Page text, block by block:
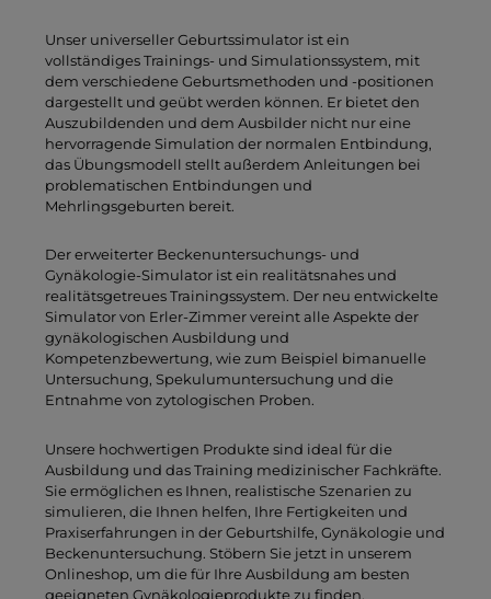
Unser universeller Geburtssimulator ist ein
vollständiges Trainings- und Simulationssystem, mit
dem verschiedene Geburtsmethoden und -positionen
dargestellt und geübt werden können. Er bietet den
Auszubildenden und dem Ausbilder nicht nur eine
hervorragende Simulation der normalen Entbindung,
das Übungsmodell stellt außerdem Anleitungen bei
problematischen Entbindungen und
Mehrlingsgeburten bereit.
Der erweiterter Beckenuntersuchungs- und
Gynäkologie-Simulator ist ein realitätsnahes und
realitätsgetreues Trainingssystem. Der neu entwickelte
Simulator von Erler-Zimmer vereint alle Aspekte der
gynäkologischen Ausbildung und
Kompetenzbewertung, wie zum Beispiel bimanuelle
Untersuchung, Spekulumuntersuchung und die
Entnahme von zytologischen Proben.
Unsere hochwertigen Produkte sind ideal für die
Ausbildung und das Training medizinischer Fachkräfte.
Sie ermöglichen es Ihnen, realistische Szenarien zu
simulieren, die Ihnen helfen, Ihre Fertigkeiten und
Praxiserfahrungen in der Geburtshilfe, Gynäkologie und
Beckenuntersuchung. Stöbern Sie jetzt in unserem
Onlineshop, um die für Ihre Ausbildung am besten
geeigneten Gynäkologieprodukte zu finden.